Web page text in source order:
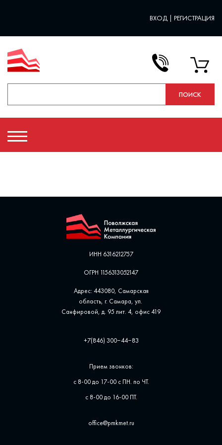
ВХОД | РЕГИСТРАЦИЯ
ИНН 6316212757
ОГРН 1156313052147
Адрес: 443080, Самарская
область, г. Самара, ул. ​
Санфировой, д. 95 лит. 4, офис ​419
+7(846) 300‒44‒83
Прием звонков:
с 8-00 до 17-00 с ПН. по ЧТ.
с 8-00 до 16-00 ПТ.
office@pmkmet.ru